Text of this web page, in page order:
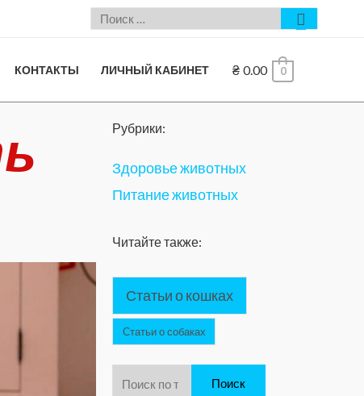
КОНТАКТЫ ЛИЧНЫЙ КАБИНЕТ ₴ 0.00 0
Рубрики:
Здоровье животных
Питание животных
Читайте также:
Статьи о кошках
Статьи о собаках
Поиск